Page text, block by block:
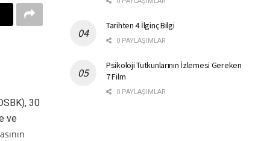
30
ve
Tarihten 4 İlginç Bilgi
0 PAYLAŞIMLAR
Psikoloji Tutkunlarının İzlemesi Gereken
7 Film
0 PAYLAŞIMLAR